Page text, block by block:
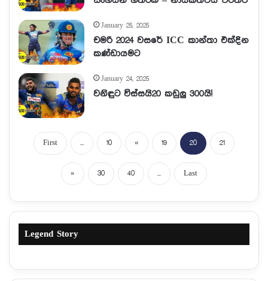
January 25, 2025
චමරි 2024 වසරේ ICC කාන්තා එක්දින
කණ්ඩායමට
January 24, 2025
වනිඳුට විස්සයි20 කඩුලු 300යි!
First ... 10 « 19 20 21
» 30 40 ... Last
Legend Story